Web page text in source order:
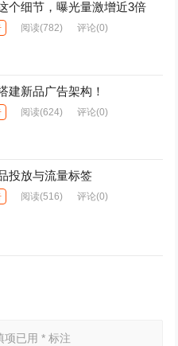
个细节，曝光量激增近3倍
阅读(782) 评论(0)
建新品广告架构！
阅读(624) 评论(0)
投放与流量标签
阅读(516) 评论(0)
项已用* 标注